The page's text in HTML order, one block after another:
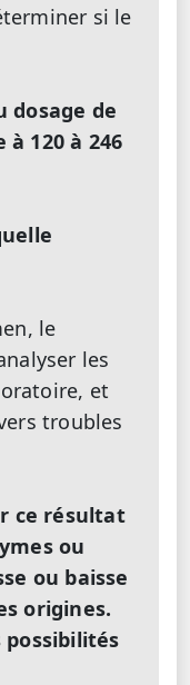
si le
dosage de
à 120 à 246
le
les
et
troubles
ce résultat
ou
ou baisse
origines.